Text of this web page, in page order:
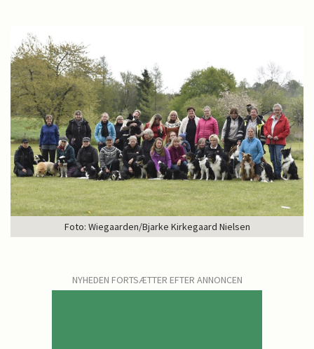
Foto: Wiegaarden/Bjarke Kirkegaard Nielsen
NYHEDEN FORTSÆTTER EFTER ANNONCEN